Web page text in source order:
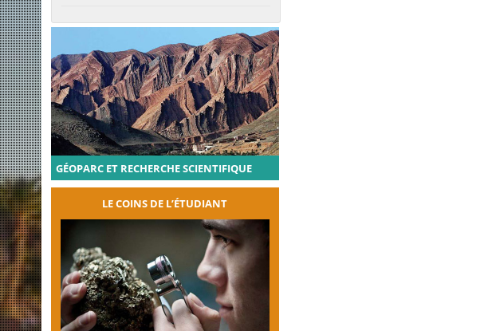
GÉOPARC ET RECHERCHE SCIENTIFIQUE
LE COINS DE L’ÉTUDIANT